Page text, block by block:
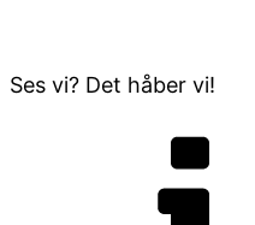
Ses vi? Det håber vi!